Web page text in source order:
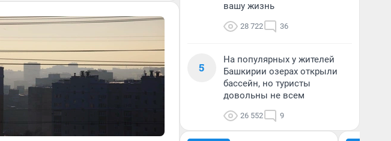
вашу жизнь
28 722 36
5
На популярных у жителей
Башкирии озерах открыли
бассейн, но туристы
довольны не всем
26 552 9